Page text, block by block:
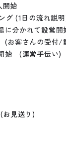
開始
グ (1日の流れ説
に分かれて設営開
(お客さんの受付/
始 (運営手伝い)
お見送り)